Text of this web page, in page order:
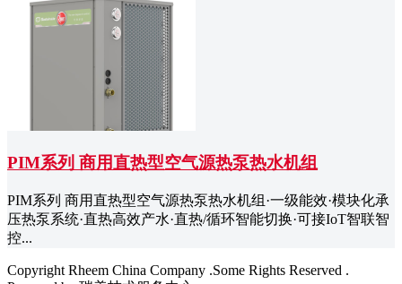
PIM系列 商用直热型空气源热泵热水机组
PIM系列 商用直热型空气源热泵热水机组·一级能效·模块化承
压热泵系统·直热高效产水·直热/循环智能切换·可接IoT智联智
控...
Copyright Rheem China Company .Some Rights Reserved .